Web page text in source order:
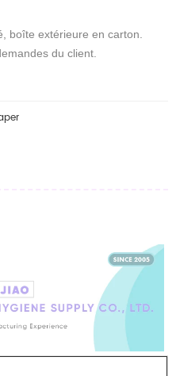
boîte extérieure en carton.
du client.